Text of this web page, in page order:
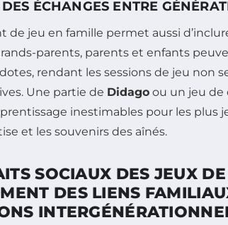
ÉCHANGES ENTRE
de jeu en famille permet aussi
parents, parents et enfants
rendant les sessions de jeu non
Une partie de Didago ou un jeu de
inestimables pour les plus
et les souvenirs des aînés.
SOCIAUX DES JEUX
DES LIENS